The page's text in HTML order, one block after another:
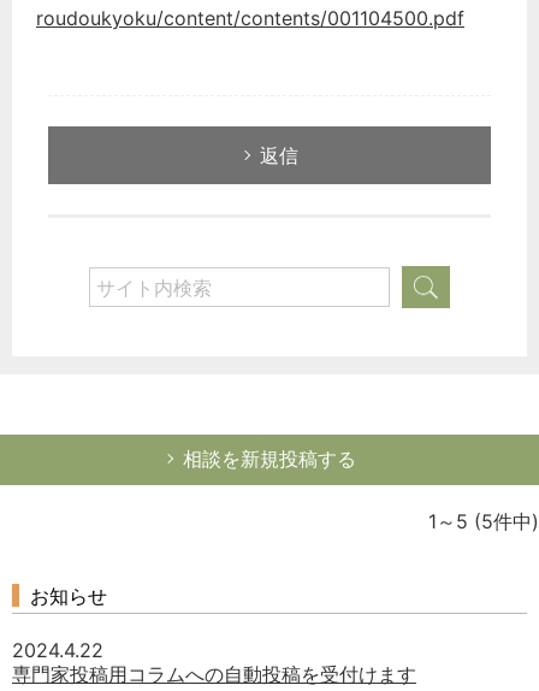
roudoukyoku/content/contents/001104500.pdf
返信
相談を新規投稿する
1～5 (5件中)
お知らせ
2024.4.22
専門家投稿用コラムへの自動投稿を受付けます